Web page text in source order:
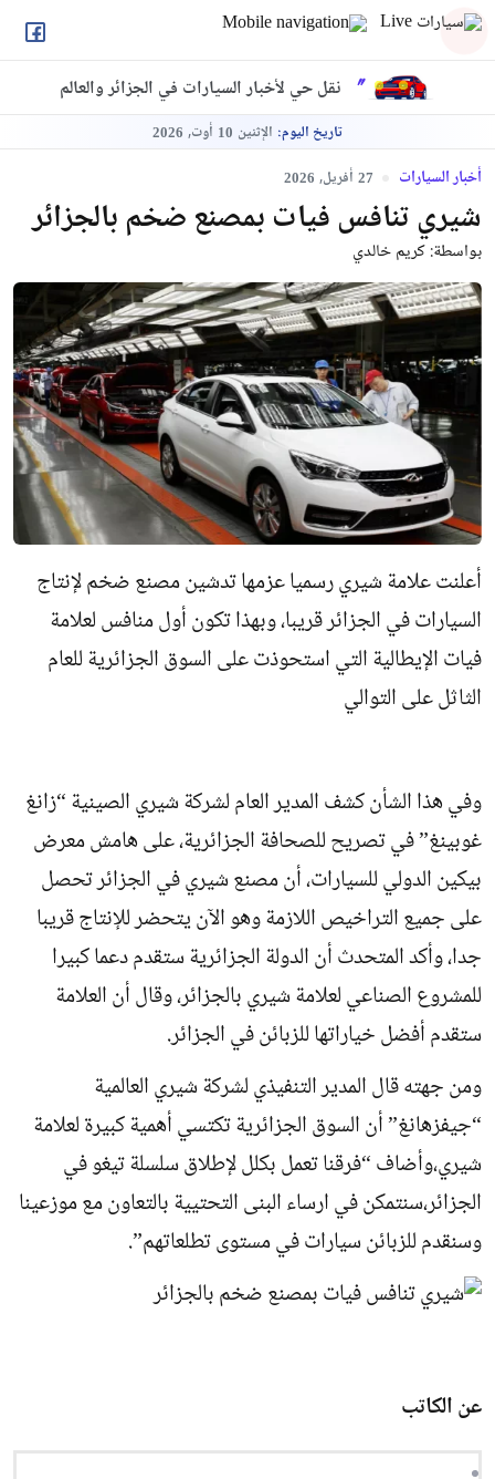
نقل حي لأخبار السيارات في الجزائر والعالم
تاريخ اليوم: الإثنين 10 أوت, 2026
أخبار السيارات 27 أفريل, 2026
شيري تنافس فيات بمصنع ضخم بالجزائر
بواسطة:كريم خالدي
أعلنت علامة شيري رسميا عزمها تدشين مصنع ضخم لإنتاج
السيارات في الجزائر قريبا، وبهذا تكون أول منافس لعلامة
فيات الإيطالية التي استحوذت على السوق الجزائرية للعام
الثاثل على التوالي
وفي هذا الشأن كشف المدير العام لشركة شيري الصينية “زانغ
غوبينغ” في تصريح للصحافة الجزائرية، على هامش معرض
بيكين الدولي للسيارات، أن مصنع شيري في الجزائر تحصل
على جميع التراخيص اللازمة وهو الآن يتحضر للإنتاج قريبا
جدا، وأكد المتحدث أن الدولة الجزائرية ستقدم دعما كبيرا
للمشروع الصناعي لعلامة شيري بالجزائر، وقال أن العلامة
ستقدم أفضل خياراتها للزبائن في الجزائر.
ومن جهته قال المدير التنفيذي لشركة شيري العالمية
“جيفزهانغ” أن السوق الجزائرية تكتسي أهمية كبيرة لعلامة
شيري،وأضاف “فرقنا تعمل بكلل لإطلاق سلسلة تيغو في
الجزائر،سنتمكن في ارساء البنى التحتيية بالتعاون مع موزعينا
وسنقدم للزبائن سيارات في مستوى تطلعاتهم”.
عن الكاتب